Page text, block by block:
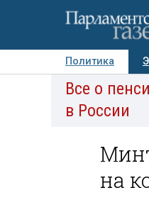
Политика
Авторы
Все о
в России
на